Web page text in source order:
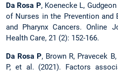
Da Rosa P, Koenecke L,
of Nurses in the Prevention and
and Pharynx Cancers. Online
Health Care, 21 (2): 152-166.
Da Rosa P, Brown R, Pravecek
P, et al. (2021). Factors